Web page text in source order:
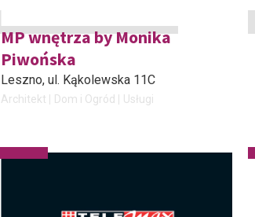
MP wnętrza by Monika
Piwońska
Leszno, ul. Kąkolewska 11C
Architekt Dom i Ogród Usługi